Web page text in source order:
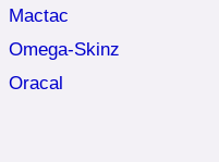
Mactac
Omega-Skinz
Oracal